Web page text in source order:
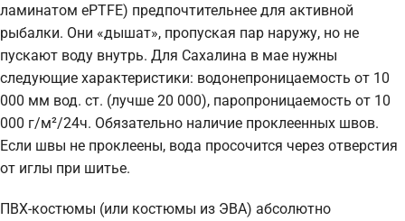
ламинатом ePTFE) предпочтительнее для активной
рыбалки. Они «дышат», пропуская пар наружу, но не
пускают воду внутрь. Для Сахалина в мае нужны
следующие характеристики: водонепроницаемость от 10
000 мм вод. ст. (лучше 20 000), паропроницаемость от 10
000 г/м²/24ч. Обязательно наличие проклеенных швов.
Если швы не проклеены, вода просочится через отверстия
от иглы при шитье.
ПВХ-костюмы (или костюмы из ЭВА) абсолютно